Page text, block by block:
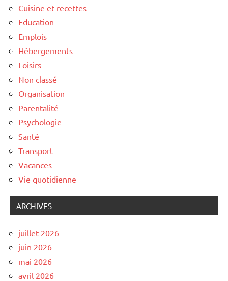
Cuisine et recettes
Education
Emplois
Hébergements
Loisirs
Non classé
Organisation
Parentalité
Psychologie
Santé
Transport
Vacances
Vie quotidienne
ARCHIVES
juillet 2026
juin 2026
mai 2026
avril 2026